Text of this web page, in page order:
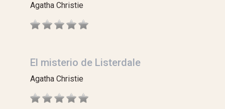
Agatha Christie
El misterio de Listerdale
Agatha Christie